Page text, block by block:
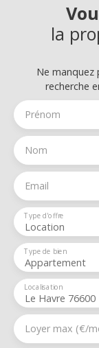
la
Ne manquez
recherche
Prénom
Nom
Email
Location
Type d'offre
Appartement
Type de bien
Le Havre 76600
Localisation
Loyer max (€/